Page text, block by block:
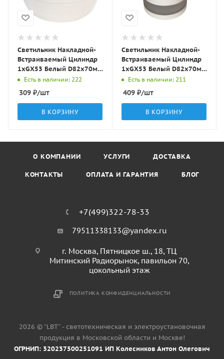
Светильник Накладной-
Встраиваемый Цилиндр
1хGX53 Белый D82х70мм
IP20 GD5307-2 LBT
Есть в наличии: 222
309 ₽/шт
В КОРЗИНУ
Светильник Накладной-
Встраиваемый Цилиндр
1хGX53 Белый D82х70мм
IP20 GD5305 LBT
Есть в наличии: 211
409 ₽/шт
В КОРЗИНУ
О КОМПАНИИ УСЛУГИ ДОСТАВКА
КОНТАКТЫ ОПЛАТА И ГАРАНТИЯ БЛОГ
+7(499)322-78-33
79511338133@yandex.ru
г. Москва, Пятницкое ш., 18, ТЦ
Митинский Радиорынок, павильон 70,
цокольный этаж
ПОЛИТИКА КОНФИДЕНЦИАЛЬНОСТИ
2026 © “LBT” - светотехническая и электроустановочная
продукция в Московской области и Москве!
ОГРНИП: 320237500251091 ИП Колесников Антон Олегович